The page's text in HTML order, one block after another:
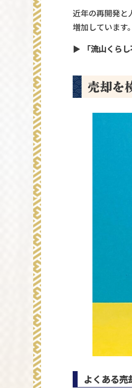
近年の再開発と
増加しています。
▶
「流山くら
売却を
よくある売